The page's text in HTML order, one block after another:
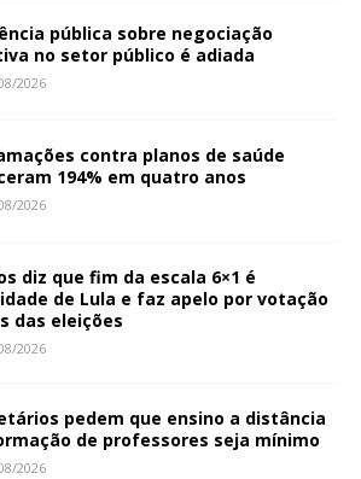
pública sobre negociação
no setor público é adiada
2026
contra planos de saúde
194% em quatro anos
2026
diz que fim da escala 6×1 é
de Lula e faz apelo por votação
das eleições
2026
pedem que ensino a distância
de professores seja mínimo
2026